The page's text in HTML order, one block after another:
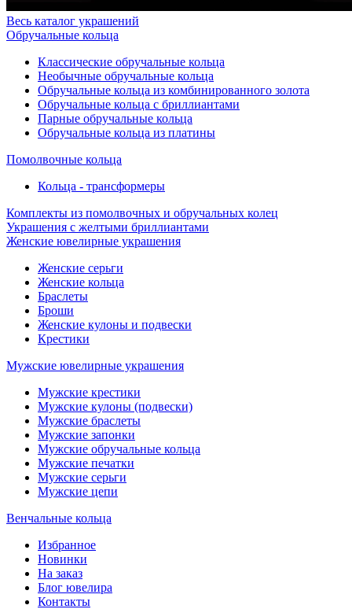
Весь каталог украшений
Обручальные кольца
Классические обручальные кольца
Необычные обручальные кольца
Обручальные кольца из комбинированного золота
Обручальные кольца с бриллиантами
Парные обручальные кольца
Обручальные кольца из платины
Помолвочные кольца
Кольца - трансформеры
Комплекты из помолвочных и обручальных колец
Украшения с желтыми бриллиантами
Женские ювелирные украшения
Женские серьги
Женские кольца
Браслеты
Броши
Женские кулоны и подвески
Крестики
Мужские ювелирные украшения
Мужские крестики
Мужские кулоны (подвески)
Мужские браслеты
Мужские запонки
Мужские обручальные кольца
Мужские печатки
Мужские серьги
Мужские цепи
Венчальные кольца
Избранное
Новинки
На заказ
Блог ювелира
Контакты